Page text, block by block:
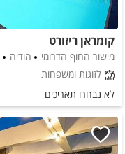
קומראן ריזורט
מישור החוף הדרומי הודיה
לזוגות ומשפחות
לא נבחרו תאריכים